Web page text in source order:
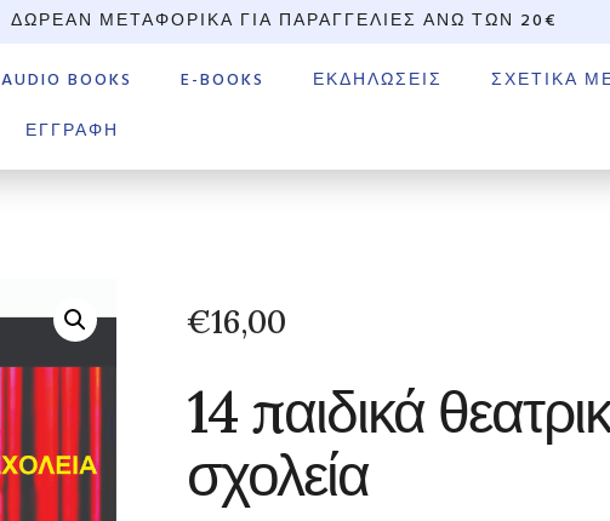
ΔΩΡΕΆΝ ΜΕΤΑΦΟΡΙΚΆ ΓΙΑ ΠΑΡΑΓΓΕΛΊΕΣ ΆΝΩ ΤΩΝ 20€
AUDIO BOOKS E-BOOKS ΕΚΔΗΛΏΣΕΙΣ
ΣΧΕΤΙΚΆ
ΕΓΓΡΑΦΉ
€16,00
14 παιδικά
σχολεία